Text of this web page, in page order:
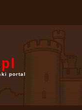
pl
portal